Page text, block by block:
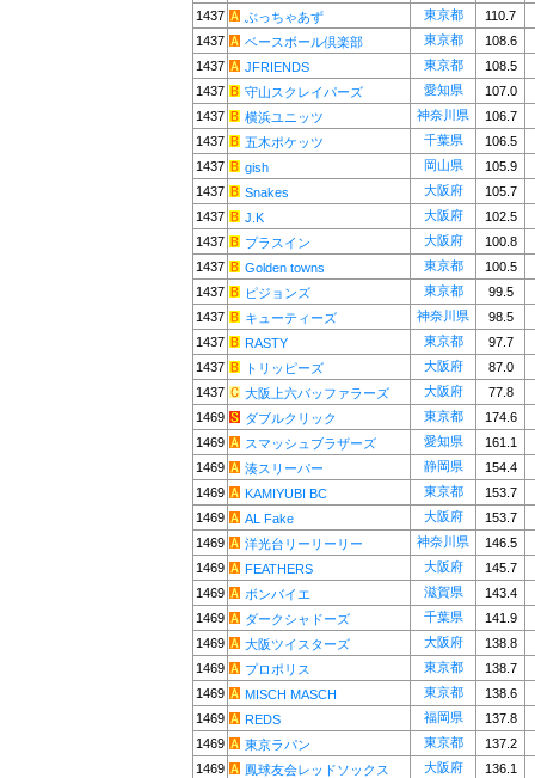
1437
ぶっちゃあず 東京都
110.7
1437
ベースボール倶楽部 東京都
108.6
1437
JFRIENDS 東京都
108.5
1437
守山スクレイパーズ 愛知県
107.0
1437
横浜ユニッツ 神奈川県
106.7
1437
五木ポケッツ 千葉県
106.5
1437
gish 岡山県
105.9
1437
Snakes 大阪府
105.7
1437
J.K 大阪府
102.5
1437
プラスイン 大阪府
100.8
1437
Golden towns 東京都
100.5
1437
ピジョンズ 東京都
99.5
1437
キューティーズ 神奈川県
98.5
1437
RASTY 東京都
97.7
1437
トリッピーズ 大阪府
87.0
1437
大阪上六バッファラーズ 大阪府
77.8
1469
ダブルクリック 東京都
174.6
1469
スマッシュブラザーズ 愛知県
161.1
1469
湊スリーパー 静岡県
154.4
1469
KAMIYUBI BC 東京都
153.7
1469
AL Fake 大阪府
153.7
1469
洋光台リーリーリー 神奈川県
146.5
1469
FEATHERS 大阪府
145.7
1469
ボンバイエ 滋賀県
143.4
1469
ダークシャドーズ 千葉県
141.9
1469
大阪ツイスターズ 大阪府
138.8
1469
プロポリス 東京都
138.7
1469
MISCH MASCH 東京都
138.6
1469
REDS 福岡県
137.8
1469
東京ラパン 東京都
137.2
1469
鳳球友会レッドソックス 大阪府
136.1